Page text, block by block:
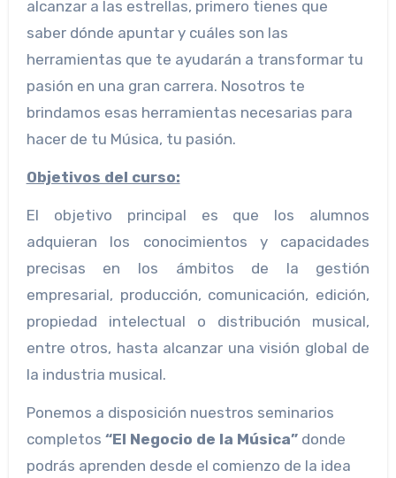
alcanzar a las estrellas, primero tienes que
saber dónde apuntar y cuáles son las
herramientas que te ayudarán a transformar tu
pasión en una gran carrera. Nosotros te
brindamos esas herramientas necesarias para
hacer de tu Música, tu pasión.
Objetivos del curso:
El objetivo principal es que los alumnos
adquieran los conocimientos y capacidades
precisas en los ámbitos de la gestión
empresarial, producción, comunicación, edición,
propiedad intelectual o distribución musical,
entre otros, hasta alcanzar una visión global de
la industria musical.
Ponemos a disposición nuestros seminarios
completos “El Negocio de la Música”donde
podrás aprenden desde el comienzo de la idea